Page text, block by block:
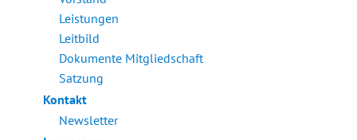
Leistungen
Leitbild
Dokumente Mitgliedschaft
Satzung
Kontakt
Newsletter